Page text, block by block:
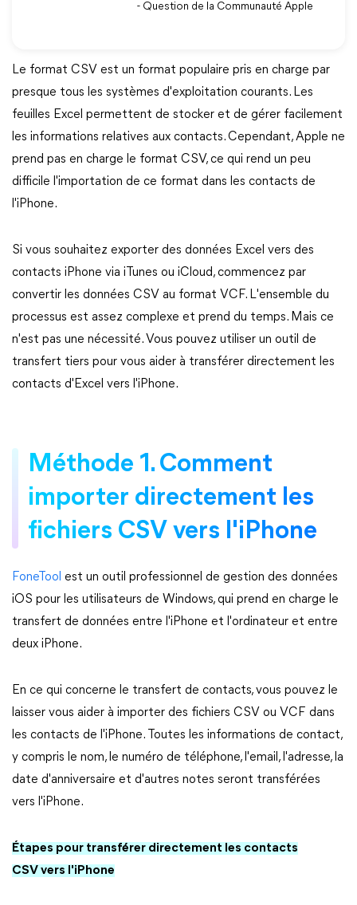
- Question de la Communauté Apple
Le format CSV est un format populaire pris en charge par
presque tous les systèmes d'exploitation courants. Les
feuilles Excel permettent de stocker et de gérer facilement
les informations relatives aux contacts. Cependant, Apple ne
prend pas en charge le format CSV, ce qui rend un peu
difficile l'importation de ce format dans les contacts de
l'iPhone.
Si vous souhaitez exporter des données Excel vers des
contacts iPhone via iTunes ou iCloud, commencez par
convertir les données CSV au format VCF. L'ensemble du
processus est assez complexe et prend du temps. Mais ce
n'est pas une nécessité. Vous pouvez utiliser un outil de
transfert tiers pour vous aider à transférer directement les
contacts d'Excel vers l'iPhone.
Méthode 1. Comment
importer directement les
fichiers CSV vers l'iPhone
FoneTool est un outil professionnel de gestion des données
iOS pour les utilisateurs de Windows, qui prend en charge le
transfert de données entre l'iPhone et l'ordinateur et entre
deux iPhone.
En ce qui concerne le transfert de contacts, vous pouvez le
laisser vous aider à importer des fichiers CSV ou VCF dans
les contacts de l'iPhone. Toutes les informations de contact,
y compris le nom, le numéro de téléphone, l'email, l'adresse, la
date d'anniversaire et d'autres notes seront transférées
vers l'iPhone.
Étapes pour transférer directement les contacts
CSV vers l'iPhone